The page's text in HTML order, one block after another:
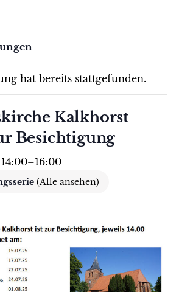
hat bereits stattgefunden.
Kalkhorst
Besichtigung
–16:00
(Alle ansehen)